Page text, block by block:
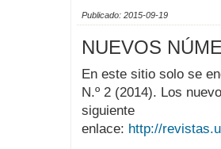
Publicado: 2015-09-19
NUEVOS
En este sitio solo se
N.º 2 (2014). Los
siguiente
enlace: http://